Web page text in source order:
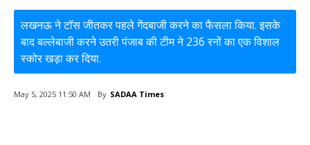
लखनऊ ने टॉस जीतकर पहले गेंदबाजी करने का फैसला किया. इसके
बाद बल्लेबाजी करने उतरी पंजाब की टीम ने 236 रनों का एक विशाल
स्कोर खड़ा कर दिया.
May 5, 2025 11:50 AM By SADAA Times